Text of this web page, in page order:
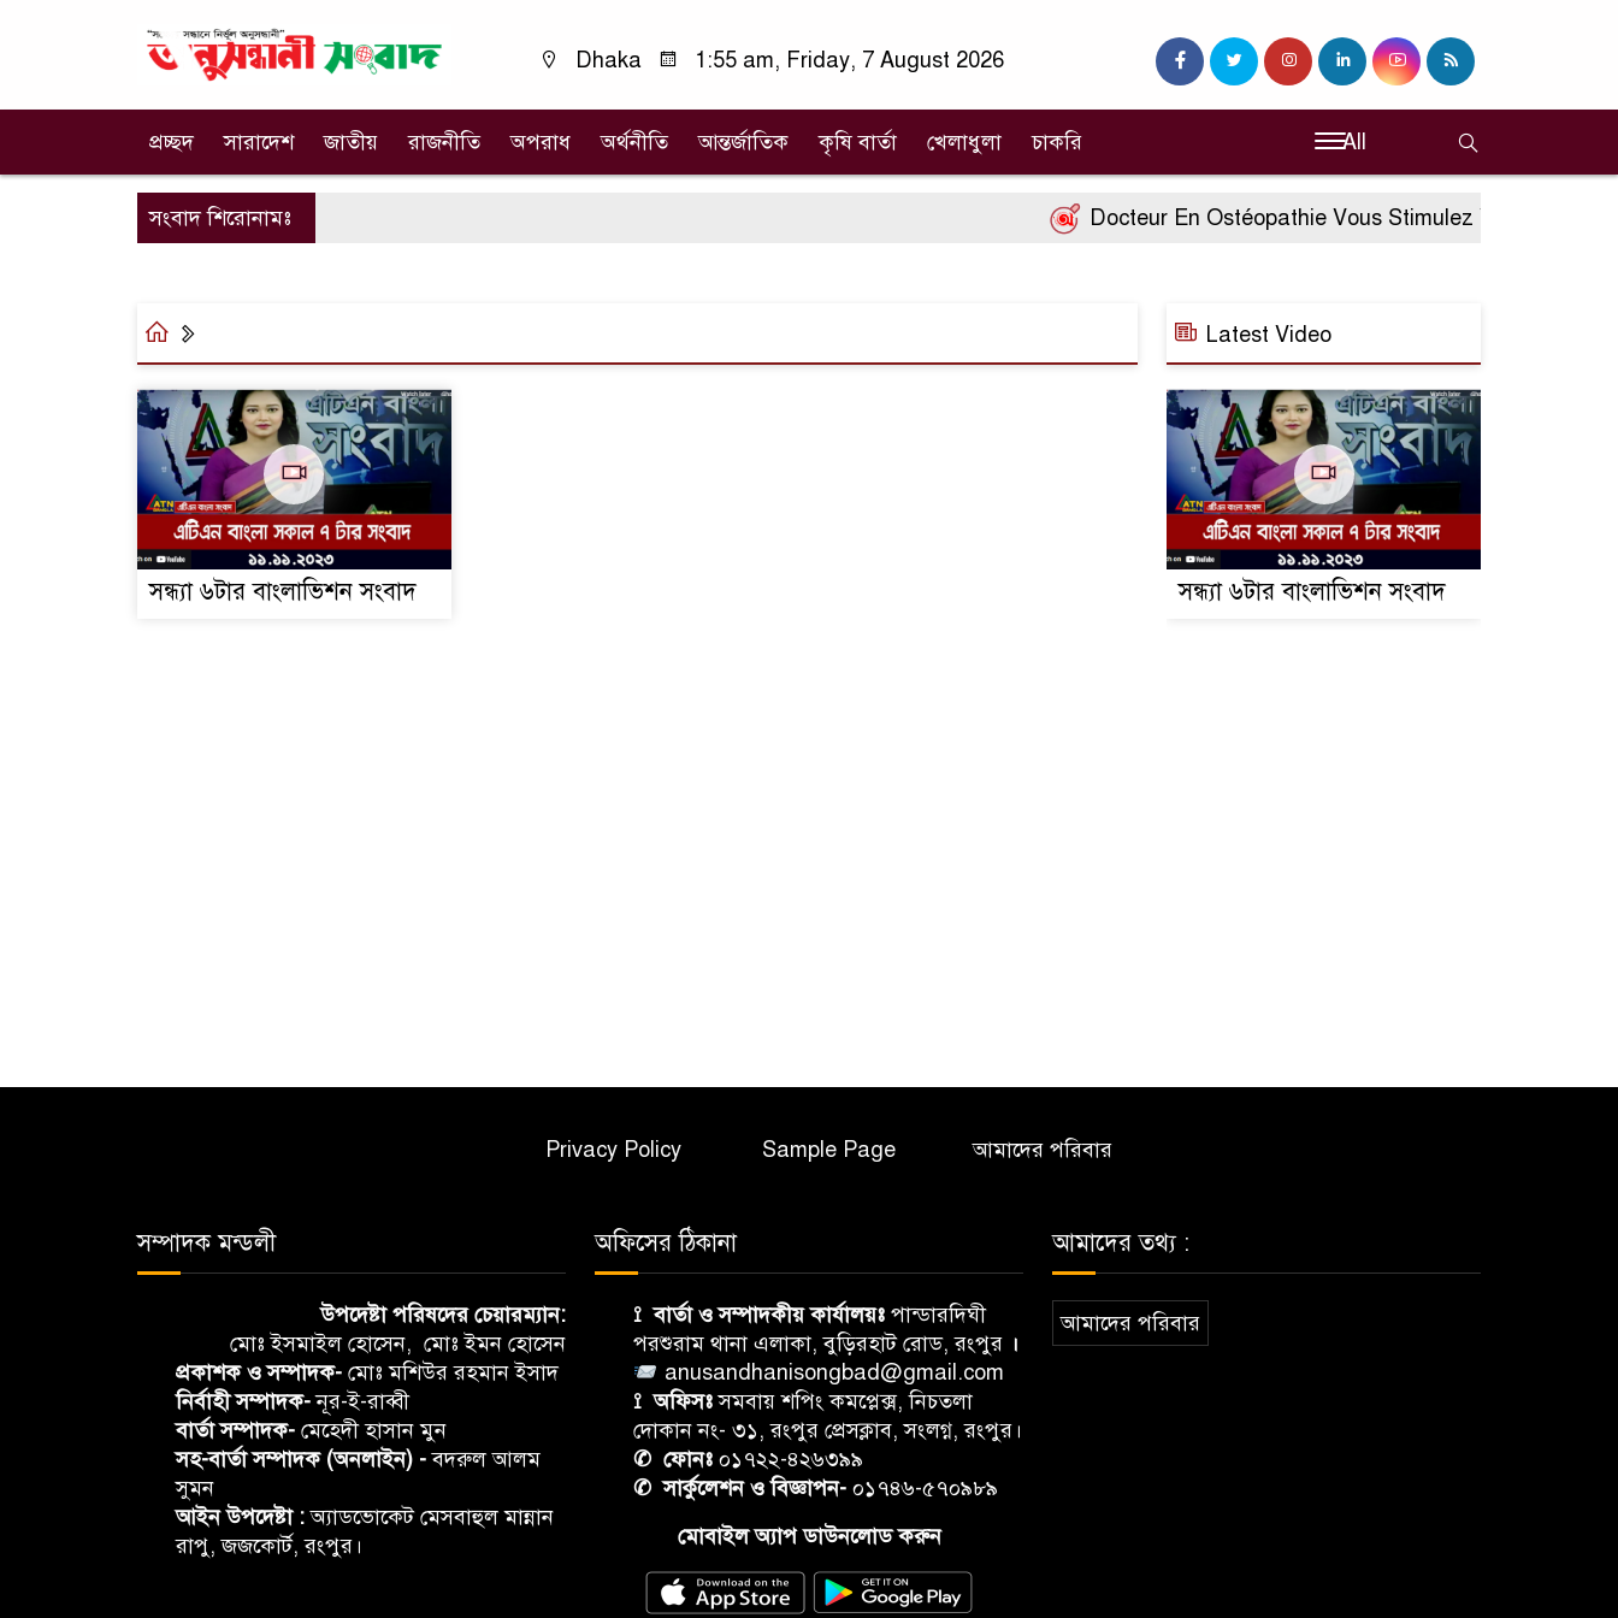
Dhaka 1:55 am, Friday, 7 August 2026
প্রচ্ছদ সারাদেশ জাতীয় রাজনীতি অপরাধ অর্থনীতি আন্তর্জাতিক কৃষি বার্তা খেলাধুলা চাকরি All
সংবাদ শিরোনামঃ Docteur En Ostéopathie Vous Stimulez Vivez Casino
সন্ধ্যা ৬টার বাংলাভিশন সংবাদ
Latest Video
সন্ধ্যা ৬টার বাংলাভিশন সংবাদ
Privacy Policy Sample Page আমাদের পরিবার
সম্পাদক মন্ডলী
উপদেষ্টা পরিষদের চেয়ারম্যান:
মোঃ ইসমাইল হোসেন, মোঃ ইমন হোসেন
প্রকাশক ও সম্পাদক- মোঃ মশিউর রহমান ইসাদ
নির্বাহী সম্পাদক-নূর-ই-রাব্বী
বার্তা সম্পাদক- মেহেদী হাসান মুন
সহ-বার্তা সম্পাদক (অনলাইন) -বদরুল আলম
সুমন
আইন উপদেষ্টা :অ্যাডভোকেট মেসবাহুল মান্নান
রাপু, জজকোর্ট, রংপুর।
অফিসের ঠিকানা
⟟ বার্তা ও সম্পাদকীয় কার্যালয়ঃ পান্ডারদিঘী
পরশুরাম থানা এলাকা, বুড়িরহাট রোড, রংপুর ।
anusandhanisongbad@gmail.com
⟟ অফিসঃসমবায় শপিং কমপ্লেক্স, নিচতলা
দোকান নং- ৩১, রংপুর প্রেসক্লাব, সংলগ্ন, রংপুর।
✆ ফোনঃ ০১৭২২-৪২৬৩৯৯
✆ সার্কুলেশন ও বিজ্ঞাপন- ০১৭৪৬-৫৭০৯৮৯
মোবাইল অ্যাপ ডাউনলোড করুন
আমাদের তথ্য :
আমাদের পরিবার